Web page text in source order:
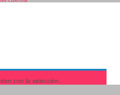
con la selección.